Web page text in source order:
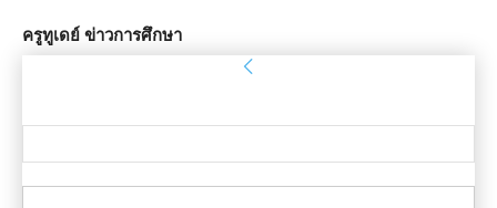
ครูทูเดย์ ข่าวการศึกษา